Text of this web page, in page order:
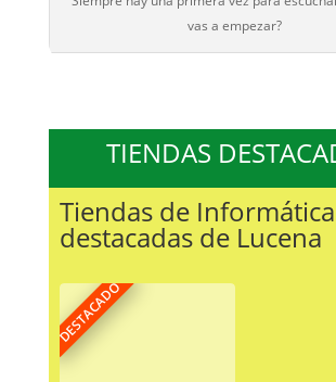
vas a empezar?
TIENDAS
Tiendas de Informática
destacadas de Lucena
DESTACADO